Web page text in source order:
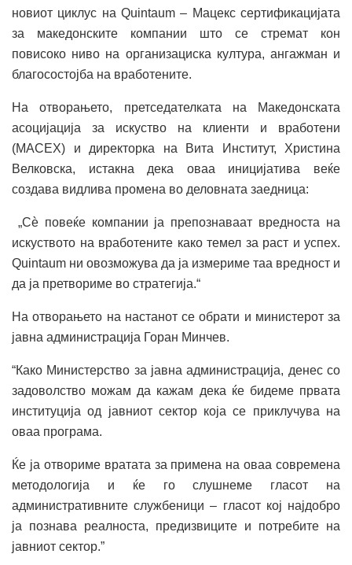
новиот циклус на Quintaum – Мацекс сертификацијата
за македонските компании што се стремат кон
повисоко ниво на организациска култура, ангажман и
благосостојба на вработените.
На отворањето, претседателката на Македонската
асоцијација за искуство на клиенти и вработени
(MACEX) и директорка на Вита Институт, Христина
Велковска, истакна дека оваа иницијатива веќе
создава видлива промена во деловната заедница:
„Сѐ повеќе компании ја препознаваат вредноста на
искуството на вработените како темел за раст и успех.
Quintaum ни овозможува да ја измериме таа вредност и
да ја претвориме во стратегија.“
На отворањето на настанот се обрати и министерот за
јавна администрација Горан Минчев.
“Како Министерство за јавна администрација, денес со
задоволство можам да кажам дека ќе бидеме првата
институција од јавниот сектор која се приклучува на
оваа програма.
Ќе ја отвориме вратата за примена на оваа современа
методологија и ќе го слушнеме гласот на
административните службеници – гласот кој најдобро
ја познава реалноста, предизвиците и потребите на
јавниот сектор.”